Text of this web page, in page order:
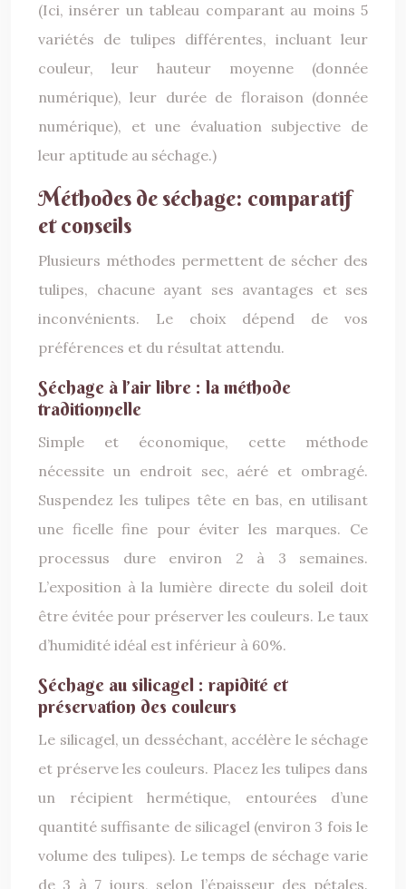
(Ici, insérer un tableau comparant au moins 5
variétés de tulipes différentes, incluant leur
couleur, leur hauteur moyenne (donnée
numérique), leur durée de floraison (donnée
numérique), et une évaluation subjective de
leur aptitude au séchage.)
Méthodes de séchage: comparatif
et conseils
Plusieurs méthodes permettent de sécher des
tulipes, chacune ayant ses avantages et ses
inconvénients. Le choix dépend de vos
préférences et du résultat attendu.
Séchage à l’air libre : la méthode
traditionnelle
Simple et économique, cette méthode
nécessite un endroit sec, aéré et ombragé.
Suspendez les tulipes tête en bas, en utilisant
une ficelle fine pour éviter les marques. Ce
processus dure environ 2 à 3 semaines.
L’exposition à la lumière directe du soleil doit
être évitée pour préserver les couleurs. Le taux
d’humidité idéal est inférieur à 60%.
Séchage au silicagel : rapidité et
préservation des couleurs
Le silicagel, un desséchant, accélère le séchage
et préserve les couleurs. Placez les tulipes dans
un récipient hermétique, entourées d’une
quantité suffisante de silicagel (environ 3 fois le
volume des tulipes). Le temps de séchage varie
de 3 à 7 jours, selon l’épaisseur des pétales.